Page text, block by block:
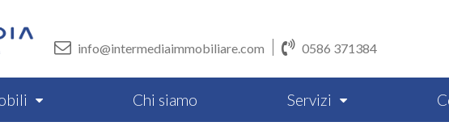
info@intermediaimmobiliare.com 0586 371384
Chi siamo Servizi